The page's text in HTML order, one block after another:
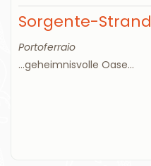
Sorgente-Strand
Portoferraio
...geheimnisvolle Oase...